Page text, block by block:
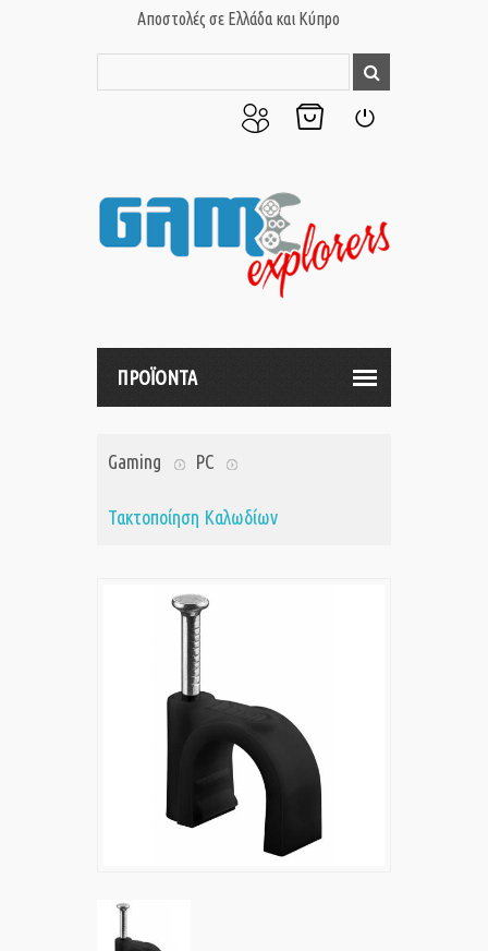
Αποστολές σε Ελλάδα και Κύπρο
μου
ΠΡΟΪΟΝΤΑ
Gaming PC
Τακτοποίηση Καλωδίων